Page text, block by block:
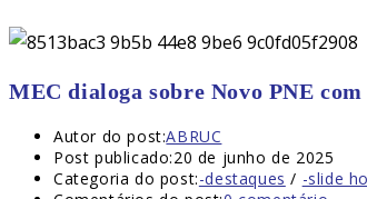
MEC dialoga sobre Novo PNE
Autor do post:ABRUC
Post publicado:20 de junho de 2025
Categoria do post:-destaques / -slide